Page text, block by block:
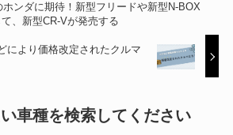
ホンダに期待！新型フリードや新型N-BOX
、新型CR-Vが発売する
により価格改定されたクルマ
車種を検索してください